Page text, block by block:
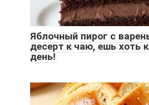
Яблочный пирог с
десерт к чаю, ешь хоть
день!